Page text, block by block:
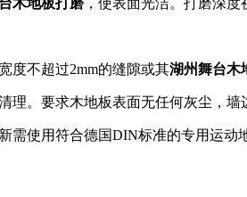
木地板打磨 ，使表面光洁。打磨深度
度不超过2mm的缝隙或其湖州舞台木
。要求木地板表面无任何灰尘，墙
使用符合德国DIN标准的专用运动